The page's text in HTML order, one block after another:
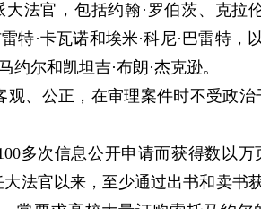
官，包括约翰·罗伯茨、克拉
特·卡瓦诺和埃米·科尼·巴雷特，
约尔和凯坦吉·布朗·杰克逊。
、公正，在审理案件时不受政治
次信息公开申请而获得数以万
法官以来，至少通过出书和卖书